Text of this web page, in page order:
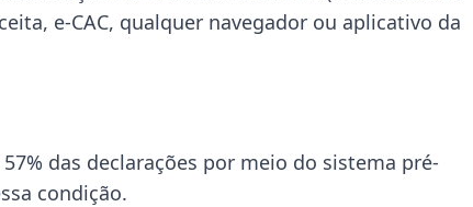
e-CAC, qualquer navegador ou aplicativo da
das declarações por meio do sistema pré-
condição.